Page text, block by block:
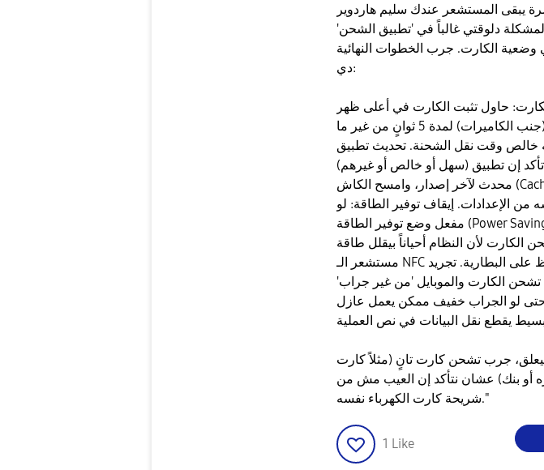
مرة يبقى المستشعر عندك سليم هاردوير
دلوقتي غالباً في 'تطبيق الشحن'
وضعية الكارت. جرب الخطوات النهائية
دي:
حاول تثبت الكارت في أعلى ظهر
الموبايل (جنب الكاميرات) لمدة 5 ثوانٍ من غير ما
خالص وقت نقل الشحنة. ​تحديث تطبيق
إن تطبيق (سهل أو خالص أو غيرهم)
محدث لآخر إصدار، وامسح الكاش (Cache) بتاع
من الإعدادات. ​إيقاف توفير الطاقة: لو
مفعل وضع توفير الطاقة (Power Saving)، اقفله
الكارت لأن النظام أحياناً بيقلل طاقة
مستشعر الـ NFC للحفاظ على البطارية. ​تجريد
الكارت والموبايل 'من غير جراب'
حتى لو الجراب خفيف ممكن يعمل عازل
جرب تشحن كارت تانٍ (مثلاً كارت
أو بنك) عشان نتأكد إن العيب مش من
شريحة كارت الكهرباء نفسه."
1 Like